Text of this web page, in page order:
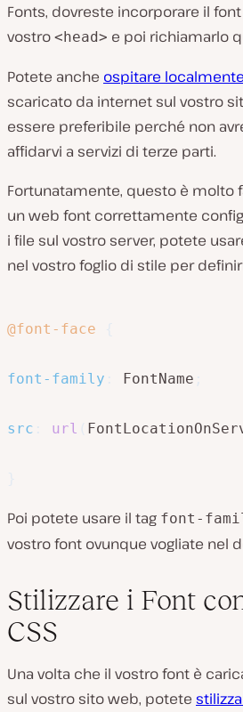
Fonts, dovreste incorporare il
vostro <head> e poi richiamarlo
Potete anche ospitare
scaricato da internet sul vostro
essere preferibile perché non
affidarvi a servizi di terze parti.
Fortunatamente, questo è molto
un web font correttamente
i file sul vostro server, potete
nel vostro foglio di stile per
@font-face
font-family FontName
src url
Poi potete usare il tag font-
vostro font ovunque vogliate nel
Stilizzare i Font
CSS
Una volta che il vostro font è
sul vostro sito web, potete